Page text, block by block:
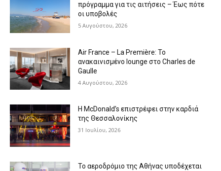
πρόγραμμα για τις αιτήσεις – Έως πότε
οι υποβολές
5 Αυγούστου, 2026
Air France – La Première: Το
ανακαινισμένο lounge στο Charles de
Gaulle
4 Αυγούστου, 2026
Η McDonald’s επιστρέφει στην καρδιά
της Θεσσαλονίκης
31 Ιουλίου, 2026
Το αεροδρόμιο της Αθήνας υποδέχεται